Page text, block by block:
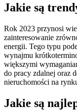
Jakie są
Rok 2023 przynosi
zainteresowanie
energii. Tego typu
wynajmu
większymi
do pracy zdalnej oraz
nieruchomości na
Jakie są